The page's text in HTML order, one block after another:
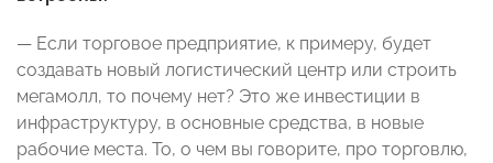
— Если торговое предприятие, к примеру, будет
создавать новый логистический центр или строить
мегамолл, то почему нет? Это же инвестиции в
инфраструктуру, в основные средства, в новые
рабочие места. То, о чем вы говорите, про торговлю,